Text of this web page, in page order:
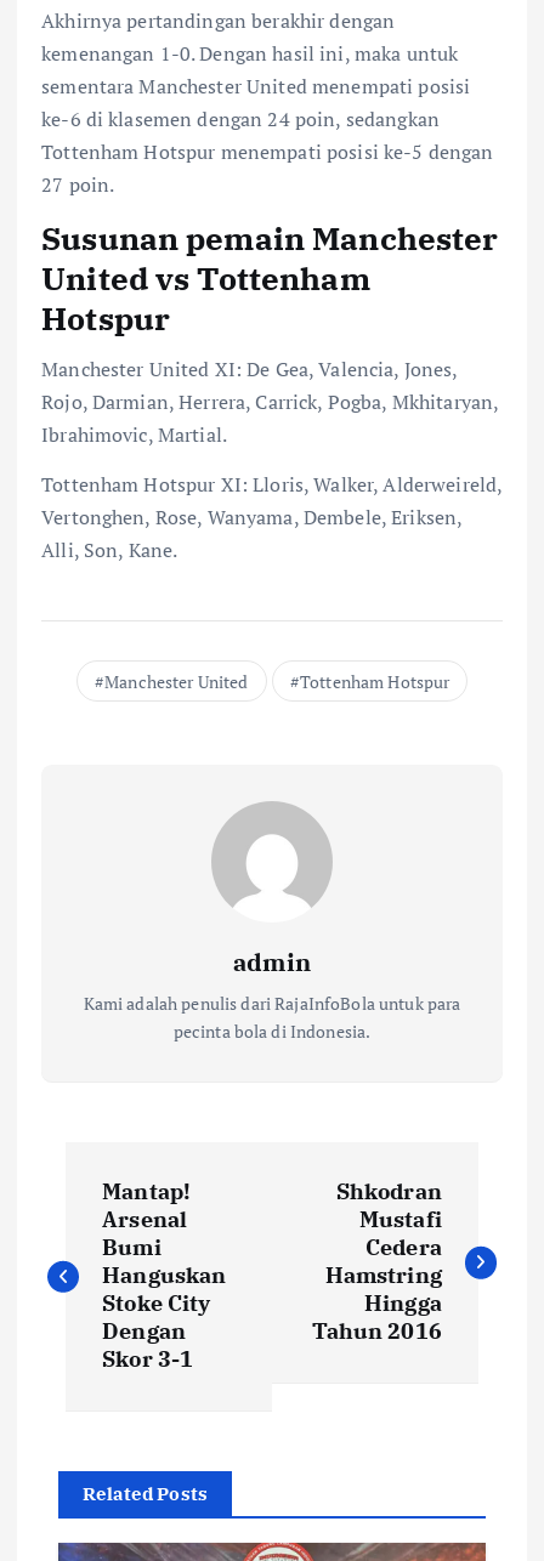
Akhirnya pertandingan berakhir dengan
kemenangan 1-0. Dengan hasil ini, maka untuk
sementara Manchester United menempati posisi
ke-6 di klasemen dengan 24 poin, sedangkan
Tottenham Hotspur menempati posisi ke-5 dengan
27 poin.
Susunan pemain Manchester
United vs Tottenham
Hotspur
Manchester United XI: De Gea, Valencia, Jones,
Rojo, Darmian, Herrera, Carrick, Pogba, Mkhitaryan,
Ibrahimovic, Martial.
Tottenham Hotspur XI: Lloris, Walker, Alderweireld,
Vertonghen, Rose, Wanyama, Dembele, Eriksen,
Alli, Son, Kane.
Manchester United Tottenham Hotspur
admin
Kami adalah penulis dari RajaInfoBola untuk para
pecinta bola di Indonesia.
v
a
s
Mantap!
Arsenal
Bumi
Hanguskan
Stoke City
Dengan
Skor 3-1
Shkodran
Mustafi
Cedera
Hamstring
Hingga
Tahun 2016
Related Posts